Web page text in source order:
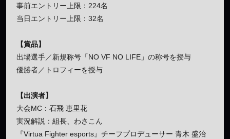
事前エントリー上限：224名
当日エントリー上限：32名
【賞品】
出場選手／新規称号「NO VF NO LIFE」の称号を授与
優勝者／トロフィーを授与
【出演者】
大会MC：石飛 恵里花
実況解説：組長、わさこん
『Virtua Fighter esports』チーフプロデューサー 青木 盛治